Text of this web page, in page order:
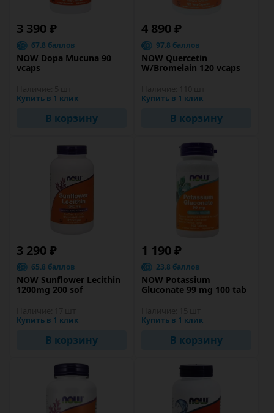
3 390 ₽
67.8 баллов
NOW Dopa Mucuna 90
vcaps
Купить в 1 клик
В корзину
4 890 ₽
97.8 баллов
NOW Quercetin
W/Bromelain 120 vcaps
Купить в 1 клик
В корзину
3 290 ₽
65.8 баллов
NOW Sunflower Lecithin
1200mg 200 sof
Купить в 1 клик
В корзину
1 190 ₽
23.8 баллов
NOW Potassium
Gluconate 99 mg 100 tab
Купить в 1 клик
В корзину